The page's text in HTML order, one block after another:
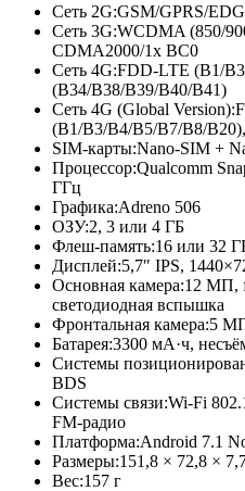
Сеть 2G:GSM/GPRS/
Сеть 3G:WCDMA (850/
CDMA2000/1x BC0
Сеть 4G:FDD-LTE (B1/
(B34/B38/B39/B40/B41)
Сеть 4G (Global Version):
(B1/B3/B4/B5/B7/B8/
SIM-карты:Nano-SIM +
Процессор:Qualcomm
ГГц
Графика:Adreno 506
ОЗУ:2, 3 или 4 ГБ
Флеш-память:16 или 32
Дисплей:5,7″ IPS,
Основная камера:12 МП,
светодиодная вспышка
Фронтальная камера:5
Батарея:3300 мА·ч,
Системы
BDS
Системы связи:Wi-Fi
FM-радио
Платформа:Android 7.1
Размеры:151,8 × 72,8 ×
Вес:157 г